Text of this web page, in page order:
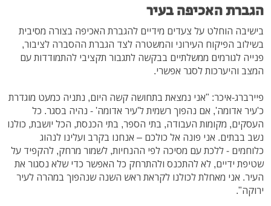
הגברת האכיפה בעיר
בישיבה הוחלט על צעדים מידיים להגברת האכיפה בצורה מסיבית
בשילוב הפיקוח העירוני והמשטרה לצד הגברת ההסברה לציבור,
פנייה לגורמים ממשלתיים בבקשה לתגבור תקציבי להתמודדות עם
המצב והיערכות לסגר אפשרי.
פיירברג-איכר: "אני נמצאת בתחושה קשה היום, נתניה כמעט מוגדרת
כ'עיר אדומה', אם נהפוך רשמית ל'עיר אדומה' - נהיה בסגר. כל
העסקים, מקומות העבודה, בתי הספר, בתי הכנסת, הכל יושבת, כולנו
נשב בבתים. אני פונה אל כולכם – אנחנו בקרב ועלינו לנהוג
כלוחמים - ללכת עם מסיכה לפי ההנחיות, לשמור מרחק, להקפיד על
שטיפת ידיים, לא להתכנס ולהתרחק כל האפשר כדי שלא נסגור את
העיר. אני מאחלת לכולנו לקראת ראש השנה שנהפוך במהרה לעיר
ירוקה".